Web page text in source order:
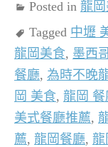
Posted in 龍
Tagged 中壢
龍岡美食, 墨西
餐廳, 為時不晚
岡 美食, 龍岡 餐
美式餐廳推薦,
薦, 龍岡餐廳, 龍